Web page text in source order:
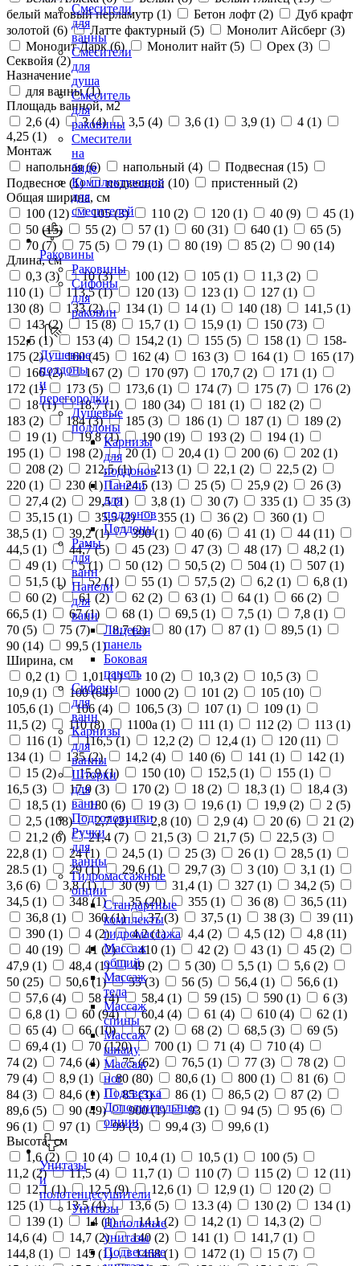
Смесители
для
ванны
Смесители
для
душа
Смеситель
для
раковины
Смесители
на
биде
Комплектующие
для
смесителей
Раковины
Раковины
Сифоны
для
раковин
Душевые
поддоны
и
перегородки
Душевые
поддоны
Карнизы
для
поддонов
Панели
для
поддонов
Поддоны
Рамы
для
ванн
Панели
для
ванн
Лицевая
панель
Боковая
панель
Сифоны
для
ванн
Карнизы
для
ванны
Шторки
для
ванн
Подголовники
Ручки
для
ванны
Гидромассажные
опции
Стандартные
комплекты
гидромассажа
Массаж
общий
Массаж
тела
Массаж
спины
Массаж
шиацу
Массаж
ног
Подсветка
Дополнительные
опции
Унитазы
и
полотенцесушители
Унитазы
Напольные
унитазы
Подвесные
белый матовый перламутр (1) Бетон лофт (2)
Дуб крафт
золотой (6) Латте фактурный (5) Монолит Айсберг (3)
Монолит Дарк (6) Монолит найт (5) Орех (3)
Секвойя (2)
Назначение
для ванны (1)
Площадь ванной, м2
2,6 (4) 3 (4) 3,5 (4) 3,6 (1) 3,9 (1) 4 (1)
4,25 (1)
Монтаж
напольная (6) напольный (4) Подвесная (15)
Подвесное (1) подвесной (10) пристенный (2)
Общая ширина, см
100 (12) 105 (3) 110 (2) 120 (1) 40 (9) 45 (1)
50 (15) 55 (2) 57 (1) 60 (31) 640 (1) 65 (5)
70 (7) 75 (5) 79 (1) 80 (19) 85 (2) 90 (14)
Длина, см
0,3 (3) 10 (3) 100 (12) 105 (1) 11,3 (2)
110 (1) 113,5 (1) 120 (13) 123 (1) 127 (1)
130 (8) 133 (2) 134 (1) 14 (1) 140 (18) 141,5 (1)
143 (2) 15 (8) 15,7 (1) 15,9 (1) 150 (73)
152,5 (1) 153 (4) 154,2 (1) 155 (5) 158 (1)
158-
175 (2) 160 (45) 162 (4) 163 (3) 164 (1) 165 (17)
166 (2) 167 (2) 170 (97) 170,7 (2) 171 (1)
172 (1) 173 (5) 173,6 (1) 174 (7) 175 (7) 176 (2)
18 (1) 18,7 (1) 180 (34) 181 (1) 182 (2)
183 (2) 184 (3) 185 (3) 186 (1) 187 (1) 189 (2)
19 (1) 19,8 (1) 190 (19) 193 (2) 194 (1)
195 (1) 198 (2) 20 (1) 20,4 (1) 200 (6) 202 (1)
208 (2) 212,5 (1) 213 (1) 22,1 (2) 22,5 (2)
220 (1) 230 (1) 24,5 (13) 25 (5) 25,9 (2) 26 (3)
27,4 (2) 29,5 (1) 3,8 (1) 30 (7) 335 (1) 35 (3)
35,15 (1) 35,5 (2) 355 (1) 36 (2) 360 (1)
38,5 (1) 39,2 (1) 390 (1) 40 (6) 41 (1) 44 (11)
44,5 (1) 44,7 (5) 45 (23) 47 (3) 48 (17) 48,2 (1)
49 (1) 5 (1) 50 (12) 50,5 (2) 504 (1) 507 (1)
51,5 (1) 52 (1) 55 (1) 57,5 (2) 6,2 (1) 6,8 (1)
60 (2) 61 (2) 62 (2) 63 (1) 64 (1) 66 (2)
66,5 (1) 67 (1) 68 (1) 69,5 (1) 7,5 (1) 7,8 (1)
70 (5) 75 (7) 8,7 (2) 80 (17) 87 (1) 89,5 (1)
90 (14) 99,5 (1)
Ширина, см
0,2 (1) 1,01 (1) 10 (2) 10,3 (2) 10,5 (3)
10,9 (1) 100 (64) 1000 (2) 101 (2) 105 (10)
105,6 (1) 106 (4) 106,5 (3) 107 (1) 109 (1)
11,5 (2) 110 (8) 1100а (1) 111 (1) 112 (2) 113 (1)
116 (1) 116,5 (1) 12,2 (2) 12,4 (1) 120 (11)
134 (1) 135 (2) 14,2 (4) 140 (6) 141 (1) 142 (1)
15 (2) 15,9 (1) 150 (10) 152,5 (1) 155 (1)
16,5 (3) 17,9 (3) 170 (2) 18 (2) 18,3 (1) 18,4 (3)
18,5 (1) 180 (6) 19 (3) 19,6 (1) 19,9 (2) 2 (5)
2,5 (108) 2,7 (2) 2,8 (10) 2,9 (4) 20 (6) 21 (2)
21,2 (6) 21,4 (7) 21,5 (3) 21,7 (5) 22,5 (3)
22,8 (1) 24 (1) 24,5 (1) 25 (3) 26 (1) 28,5 (1)
28.5 (1) 29 (1) 29,6 (1) 29,7 (3) 3 (10) 3,1 (1)
3,6 (6) 3,8 (1) 30 (9) 31,4 (1) 327 (1) 34,2 (5)
34,5 (1) 348 (1) 35 (20) 355 (1) 36 (8) 36,5 (11)
36,8 (1) 360 (1) 37 (3) 37,5 (1) 38 (3) 39 (11)
390 (1) 4 (2) 4,2 (1) 4,4 (2) 4,5 (12) 4,8 (11)
40 (19) 41 (2) 410 (1) 42 (2) 43 (1) 45 (2)
47,9 (1) 48,4 (1) 49 (2) 5 (30) 5,5 (1) 5,6 (2)
50 (25) 50,6 (1) 55 (3) 56 (5) 56,4 (1) 56,6 (1)
57,6 (4) 58 (4) 58,4 (1) 59 (15) 590 (1) 6 (3)
6,8 (1) 60 (94) 60,4 (4) 61 (4) 610 (4) 62 (1)
65 (4) 66 (10) 67 (2) 68 (2) 68,5 (3) 69 (5)
69,4 (1) 70 (120) 700 (1) 71 (4) 710 (4)
74 (2) 74,6 (4) 75 (62) 76,5 (1) 77 (3) 78 (2)
79 (4) 8,9 (1) 80 (80) 80,6 (1) 800 (1) 81 (6)
84 (3) 84,6 (1) 85 (3) 86 (1) 86,5 (2) 87 (2)
89,6 (5) 90 (49) 900 (1) 93 (1) 94 (5) 95 (6)
96 (1) 97 (1) 99 (3) 99,4 (3) 99,6 (1)
Высота, см
1,6 (2) 10 (4) 10,4 (1) 10,5 (1) 100 (5)
11,2 (2) 11,5 (4) 11,7 (1) 110 (7) 115 (2) 12 (11)
12,1 (1) 12,5 (9) 12,6 (1) 12,9 (1) 120 (2)
125 (1) 13,5 (4) 13,6 (5) 13.3 (4) 130 (2) 134 (1)
139 (1) 14 (1) 14,1 (2) 14,2 (1) 14,3 (2)
14,6 (4) 14,7 (2) 140 (2) 141 (1) 141,7 (1)
144,8 (1) 145 (1) 1468 (1) 1472 (1) 15 (7)